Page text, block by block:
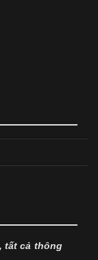
tất cả thông